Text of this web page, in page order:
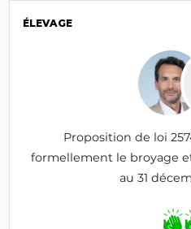
ÉLEVAGE
Proposition de loi
formellement le broyage
au 31